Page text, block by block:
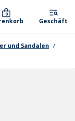
0
Geschäft
und Sandalen